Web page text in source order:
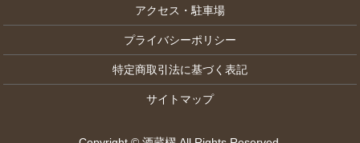
アクセス・駐車場
プライバシーポリシー
特定商取引法に基づく表記
サイトマップ